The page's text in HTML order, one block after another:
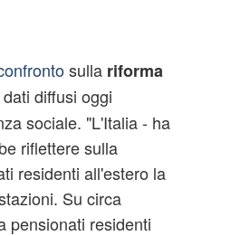
sulla riforma
diffusi oggi
sociale. "L'Italia - ha
riflettere sulla
residenti all'estero la
Su circa
pensionati residenti